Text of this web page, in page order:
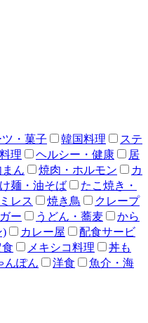
ツ・菓子 韓国料理
ステ
理 ヘルシー・健康
居
ん 焼肉・ホルモン
カ
麺・油そば
たこ焼き・
レス 焼き鳥
クレープ
ー
うどん・蕎麦
から
) カレー屋
配食サービ
メキシコ料理
丼も
んぽん 洋食
魚介・海